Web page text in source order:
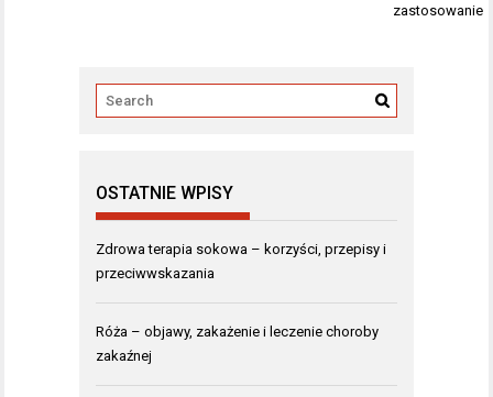
zastosowanie
OSTATNIE WPISY
Zdrowa terapia sokowa – korzyści, przepisy i
przeciwwskazania
Róża – objawy, zakażenie i leczenie choroby
zakaźnej